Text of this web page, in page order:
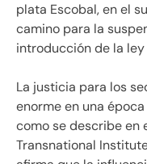
plata Escobal, en el
camino para la
introducción de la
La justicia para los
enorme en una
como se describe en
Transnational